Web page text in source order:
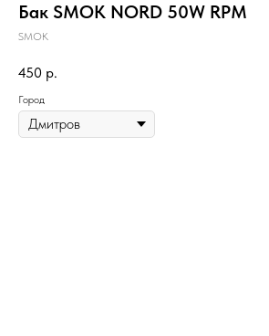
Бак SMOK NORD 50W RPM
SMOK
450 р.
Город